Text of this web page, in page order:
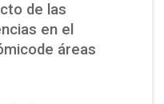
de las
en el
áreas